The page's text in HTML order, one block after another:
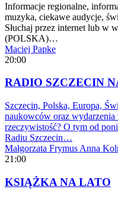
Informacje regionalne,
muzyka, ciekawe audycje,
Słuchaj przez internet lub w
(POLSKA)…
Maciej Papke
20:00
RADIO SZCZECIN
Szczecin, Polska, Europa,
naukowców oraz wydarzenia
rzeczywistość? O tym od
Radiu Szczecin…
Małgorzata Frymus Anna
21:00
KSIĄŻKA NA LATO